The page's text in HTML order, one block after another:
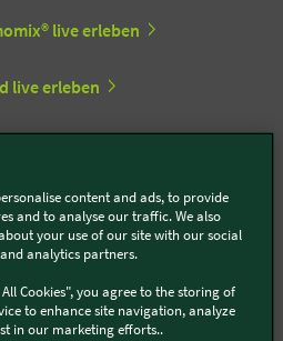
live erleben
live erleben
Center
Support Center
content and ads, to provide
and to analyse our traffic. We also
your use of our site with our social
analytics partners.
Cookies", you agree to the storing of
to enhance site navigation, analyze
in our marketing efforts..